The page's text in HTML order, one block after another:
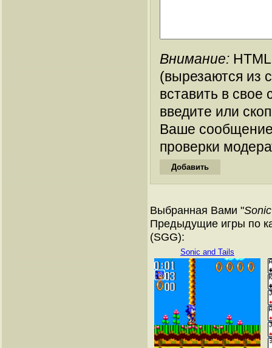
Внимание:
(вырезаются из
вставить в
введите или
Ваше
проверки
Выбранная Вами "
Предыдущие игры по
(SGG):
Sonic and Tails